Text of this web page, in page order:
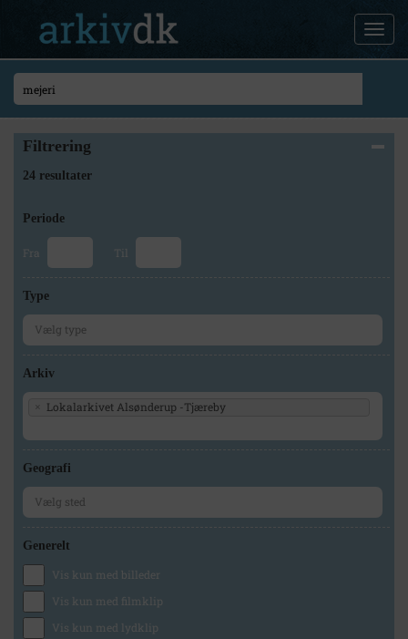
Filtrering
24 resultater
Periode
Fra Til
Type
Arkiv
× Lokalarkivet Alsønderup -Tjæreby
Geografi
Generelt
Vis kun med billeder
Vis kun med filmklip
Vis kun med lydklip